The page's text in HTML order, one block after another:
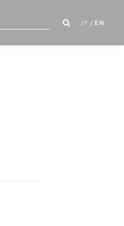
JP EN